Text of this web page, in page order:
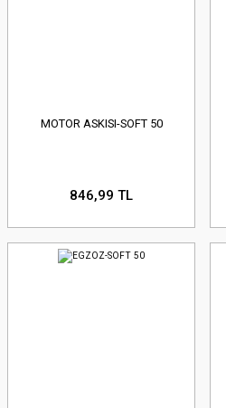
MOTOR ASKISI-SOFT 50
846,99 TL